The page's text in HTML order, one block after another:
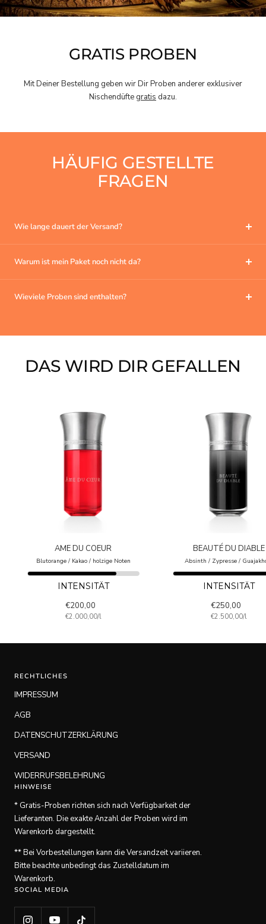
GRATIS PROBEN
Mit Deiner Bestellung geben wir Dir Proben anderer exklusiver
Nischendüfte gratis dazu.
HÄUFIG GESTELLTE
FRAGEN
Wie lange dauert der Versand?
Warum ist mein Paket noch nicht da?
Wieviele Proben sind enthalten?
DAS WIRD DIR GEFALLEN
AME DU COEUR
Blutorange / Kakao / holzige Noten
INTENSITÄT
Sale
price
€200,00
€2.000,00/l
BEAUTÉ DU DIABLE
Absinth / Zypresse /
INTENSITÄT
Sale
price
€250,00
€2.500,00/l
RECHTLICHES
IMPRESSUM
AGB
DATENSCHUTZERKLÄRUNG
VERSAND
WIDERRUFSBELEHRUNG
HINWEISE
* Gratis-Proben richten sich nach Verfügbarkeit der
Lieferanten. Die exakte Anzahl der Proben wird im
Warenkorb dargestellt.
** Bei Vorbestellungen kann die Versandzeit variieren.
Bitte beachte unbedingt das Zustelldatum im
Warenkorb.
SOCIAL MEDIA